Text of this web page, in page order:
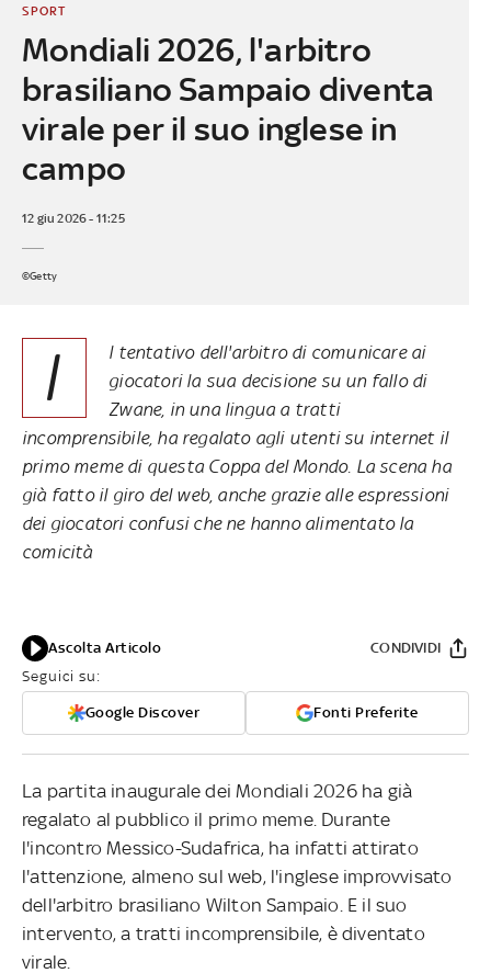
Mondiali 2026, l'arbitro
brasiliano Sampaio diventa
virale per il suo inglese in
campo
SPORT
12 giu 2026 - 11:25
©Getty
I
l tentativo dell'arbitro di comunicare ai
giocatori la sua decisione su un fallo di
Zwane, in una lingua a tratti
incomprensibile, ha regalato agli utenti su internet il
primo meme di questa Coppa del Mondo. La scena ha
già fatto il giro del web, anche grazie alle espressioni
dei giocatori confusi che ne hanno alimentato la
comicità
Ascolta Articolo
Seguici su:
Google Discover Fonti Preferite
CONDIVIDI
La partita inaugurale dei Mondiali 2026 ha già
regalato al pubblico il primo meme. Durante
l'incontro Messico-Sudafrica, ha infatti attirato
l'attenzione, almeno sul web, l'inglese improvvisato
dell'arbitro brasiliano Wilton Sampaio. E il suo
intervento, a tratti incomprensibile, è diventato
virale.